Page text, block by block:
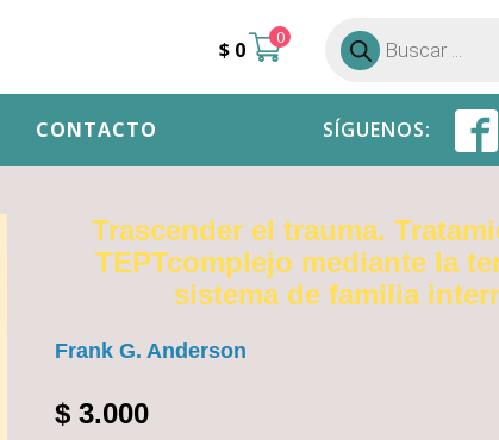
$ 0 0
Búsqueda
de
productos
CONTACTO SÍGUENOS:
Trascender el trauma.
TEPTcomplejo mediante la
sistema de familia
Frank G. Anderson
$3.000